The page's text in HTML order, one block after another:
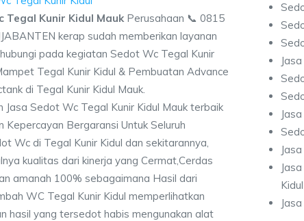
Tegal Kunir Kidul Mauk Perusahaan 📞 0815
kerap sudah memberikan layanan
pada kegiatan Sedot Wc Tegal Kunir
Tegal Kunir Kidul & Pembuatan Advance
di Tegal Kunir Kidul Mauk.
Jasa Sedot Wc Tegal Kunir Kidul Mauk terbaik
Kepercayan Bergaransi Untuk Seluruh
Wc di Tegal Kunir Kidul dan sekitarannya,
kualitas dari kinerja yang Cermat,Cerdas
amanah 100% sebagaimana Hasil dari
WC Tegal Kunir Kidul memperlihatkan
hasil yang tersedot habis mengunakan alat
Kidul